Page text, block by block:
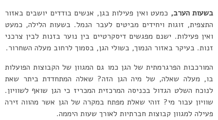
בשעות הערב, כמעט ואין פעילות בגן, אנשים בודדים יושבים באזור
התצפית, זוגות ויחידים מביטים לעבר הנמל. בשעות הלילה, כמעט
ואין פעילות. ישנם מפגשים דיסקרטיים בין נוער בזנות לבין צרכני
זנות. בעיקר באזור הנמוך, בשולי הגן, בסמוך לרחוב מעלה השחרור.
המורכבות הפרגרמתית של הגן כמו גם המגוון של הקבוצות הפועלות
בו, מעלה שאלה, של מיה הגן הזה? שאלה המתחדדת ביתר שאת
לנוכח השלט הגדול בכניסה המרכזית המכריז כי הגן שואף לשוויון.
שוויון עבור מי? זוהי שאלת מפתח במקרה של הגן אשר מהווה זירה
פעילה למגוון קבוצות חברתיות לאורך שעות היממה.